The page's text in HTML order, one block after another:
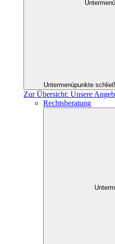
Untermenüpunkte
Zur Übersicht: Unsere
Rechtsberatung